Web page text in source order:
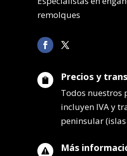
remolques
 Precios y
Todos nuestros
incluyen IVA y
peninsular
 Más